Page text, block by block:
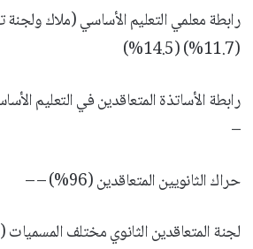
(11.7%) (14.5%)
–
حراك الثانويين المتعاقدين (96%) – –
لجنة المتعاقدين الثانوي مختلف المسميات (93.5%) – –